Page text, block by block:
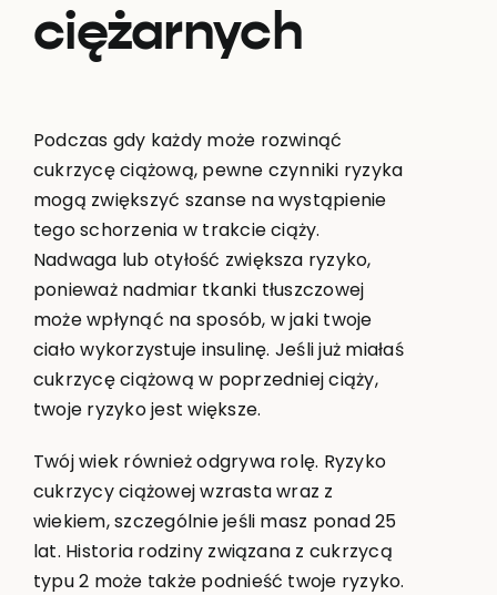
ciężarnych
Podczas gdy każdy może rozwinąć
cukrzycę ciążową, pewne czynniki ryzyka
mogą zwiększyć szanse na wystąpienie
tego schorzenia w trakcie ciąży.
Nadwaga lub otyłość zwiększa ryzyko,
ponieważ nadmiar tkanki tłuszczowej
może wpłynąć na sposób, w jaki twoje
ciało wykorzystuje insulinę. Jeśli już miałaś
cukrzycę ciążową w poprzedniej ciąży,
twoje ryzyko jest większe.
Twój wiek również odgrywa rolę. Ryzyko
cukrzycy ciążowej wzrasta wraz z
wiekiem, szczególnie jeśli masz ponad 25
lat. Historia rodziny związana z cukrzycą
typu 2 może także podnieść twoje ryzyko.